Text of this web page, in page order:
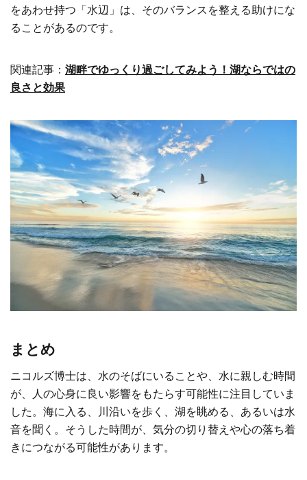
をあわせ持つ「水辺」は、そのバランスを整える助けにな
ることがあるのです。
関連記事： 湖畔でゆっくり過ごしてみよう！湖ならではの
良さと効果
まとめ
ニコルズ博士は、水のそばにいることや、水に親しむ時間
が、人の心身に良い影響をもたらす可能性に注目していま
した。海に入る、川沿いを歩く、湖を眺める、あるいは水
音を聞く。そうした時間が、気分の切り替えや心の落ち着
きにつながる可能性があります。